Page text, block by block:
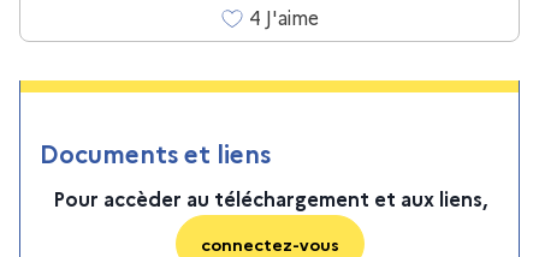
4 J'aime
Documents et liens
Pour accèder au téléchargement et aux liens,
connectez-vous